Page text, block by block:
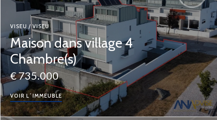
VISEU / VISEU
Maison dans village 4
Chambre(s)
€ 735.000
VOIR L´IMMEUBLE